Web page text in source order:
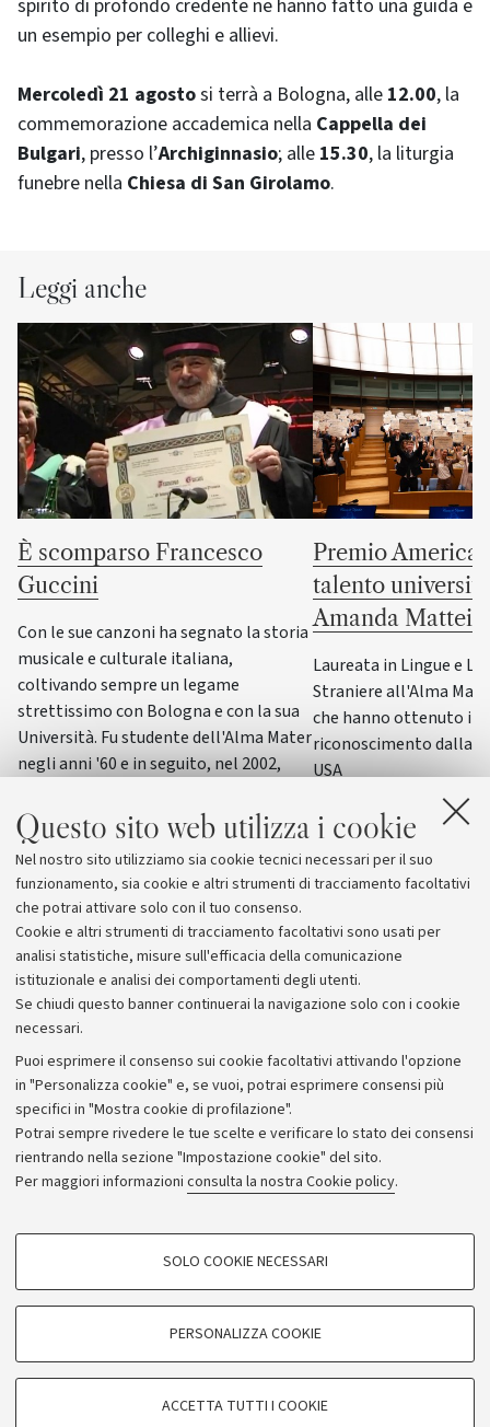
Questo sito web utilizza i cookie
Nel nostro sito utilizziamo sia cookie tecnici necessari per il suo
funzionamento, sia cookie e altri strumenti di tracciamento facoltativi
che potrai attivare solo con il tuo consenso.
Cookie e altri strumenti di tracciamento facoltativi sono usati per
analisi statistiche, misure sull'efficacia della comunicazione
istituzionale e analisi dei comportamenti degli utenti.
Se chiudi questo banner continuerai la navigazione solo con i cookie
necessari.
Puoi esprimere il consenso sui cookie facoltativi attivando l'opzione
in "Personalizza cookie" e, se vuoi, potrai esprimere consensi più
specifici in "Mostra cookie di profilazione".
Potrai sempre rivedere le tue scelte e verificare lo stato dei consensi
rientrando nella sezione "Impostazione cookie" del sito.
Per maggiori informazioni consulta la nostra Cookie policy.
COOKIE DI PROFILAZIONE - FACOLTATIVI
COOKIE TECNICI - NECESSARI
SOLO COOKIE NECESSARI
PERSONALIZZA COOKIE
ACCETTA TUTTI I COOKIE
spirito di profondo credente ne hanno fatto una guida e
un esempio per colleghi e allievi.
Mercoledì 21 agostosi terrà a Bologna, alle 12.00, la
commemorazione accademica nella Cappella dei
Bulgari, presso l’Archiginnasio; alle 15.30, la liturgia
funebre nella Chiesa di San Girolamo.
Leggi anche
È scomparso Francesco
Guccini
Con le sue canzoni ha segnato la storia
musicale e culturale italiana,
coltivando sempre un legame
strettissimo con Bologna e con la sua
Università. Fu studente dell'Alma Mater
negli anni '60 e in seguito, nel 2002,
Scienze della formazione primaria
Premio America
talento
Amanda Mattei
Laureata in Lingue e
Straniere all'Alma
che hanno ottenuto il
riconoscimento dalla
USA
Archivio
Comunicati stampa
Redazione
Rassegna stampa
© Copyright 2026 - ALMA MATER STUDIORUM - Università di
Bologna - Via Zamboni, 33 - 40126 Bologna - PI: 01131710376 -
CF: 80007010376